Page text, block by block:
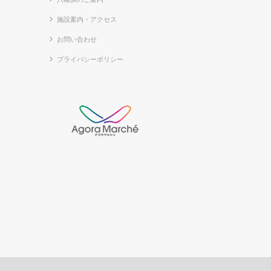
施設案内・アクセス
お問い合わせ
プライバシーポリシー